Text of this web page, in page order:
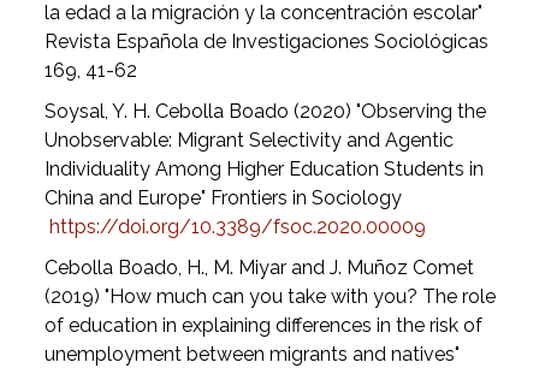
la edad a la migración y la concentración escolar"
Revista Española de Investigaciones Sociológicas
169, 41-62
Soysal, Y. H. Cebolla Boado (2020) "Observing the
Unobservable: Migrant Selectivity and Agentic
Individuality Among Higher Education Students in
China and Europe" Frontiers in Sociology
https://doi.org/10.3389/fsoc.2020.00009
Cebolla Boado, H., M. Miyar and J. Muñoz Comet
(2019) "How much can you take with you? The role
of education in explaining differences in the risk of
unemployment between migrants and natives"